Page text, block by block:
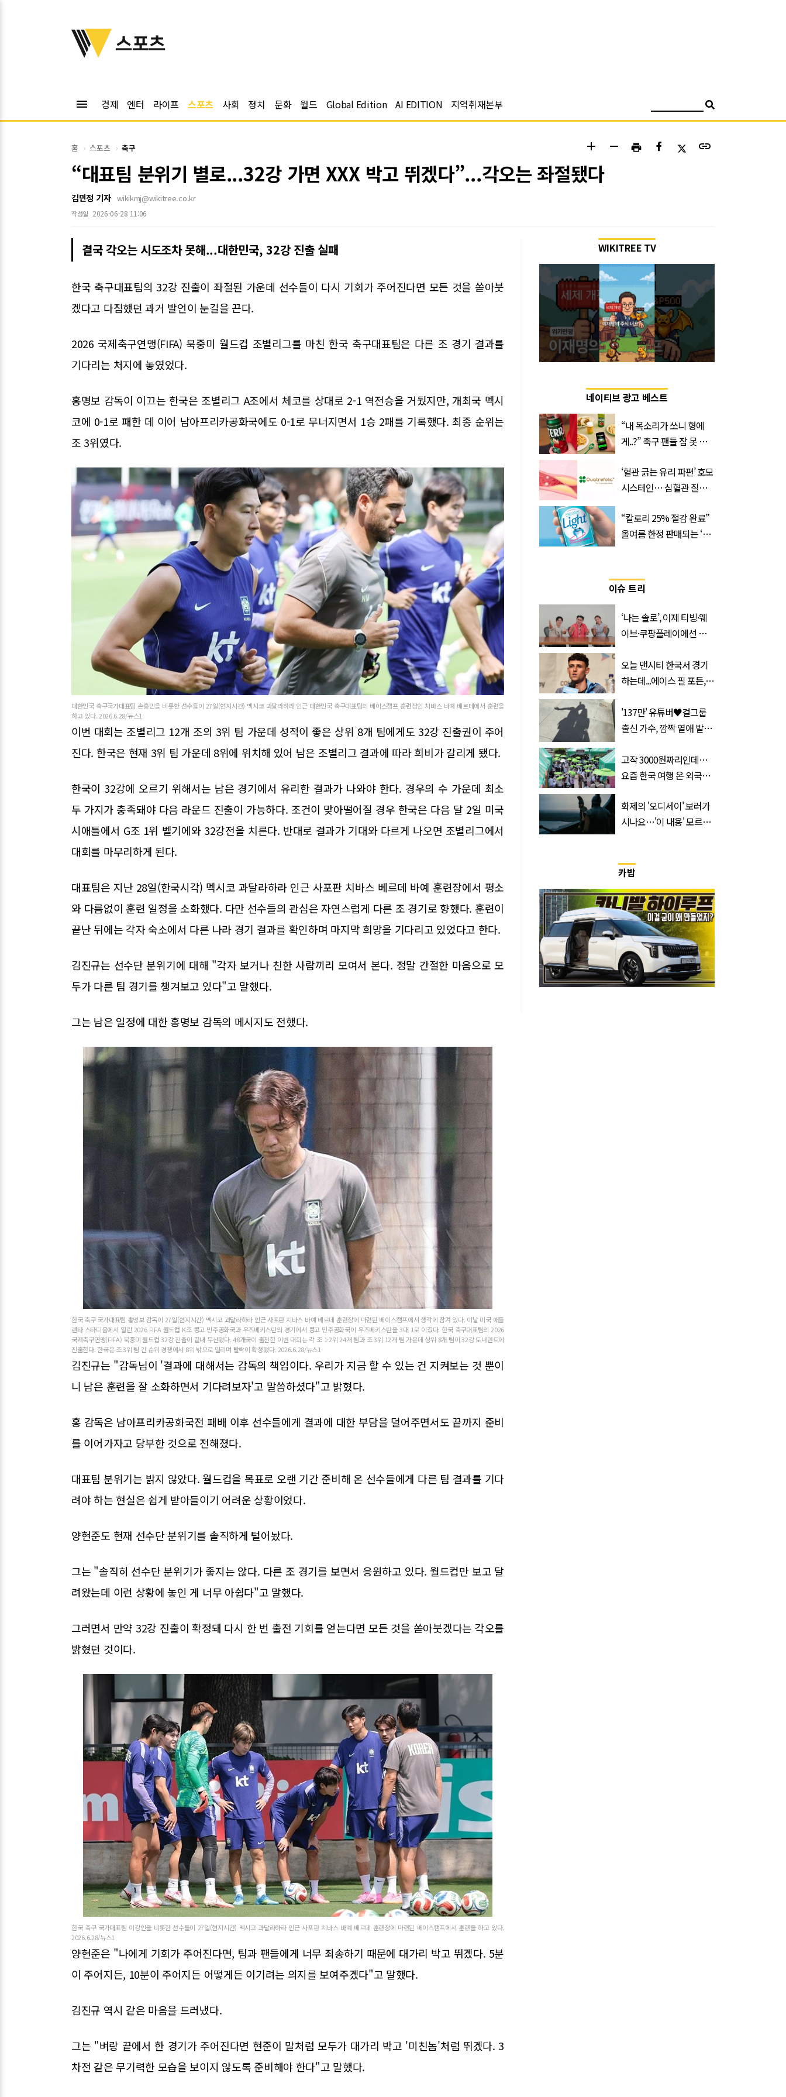
위키트리
스포츠
menu 경제 엔터 라이프 스포츠 사회 정치 문화 월드 Global Edition AI EDITION 지역취재본부
홈 스포츠 축구 add remove print link
“대표팀 분위기 별로...32강 가면 XXX 박고 뛰겠다”...각오는 좌절됐다
김민정 기자 wikikmj@wikitree.co.kr
작성일 2026-06-28 11:06
결국 각오는 시도조차 못해...대한민국, 32강 진출 실패
한국 축구대표팀의 32강 진출이 좌절된 가운데 선수들이 다시 기회가 주어진다면 모든 것을 쏟아붓
겠다고 다짐했던 과거 발언이 눈길을 끈다.
2026 국제축구연맹(FIFA) 북중미 월드컵 조별리그를 마친 한국 축구대표팀은 다른 조 경기 결과를
기다리는 처지에 놓였었다.
홍명보 감독이 이끄는 한국은 조별리그 A조에서 체코를 상대로 2-1 역전승을 거뒀지만, 개최국 멕시
코에 0-1로 패한 데 이어 남아프리카공화국에도 0-1로 무너지면서 1승 2패를 기록했다. 최종 순위는
조 3위였다.
대한민국 축구국가대표팀 손흥민을 비롯한 선수들이 27일(현지시간) 멕시코 과달라하라 인근 대한민국 축구대표팀의 베이스캠프 훈련장인 치바스 바예 베르데에서 훈련을
하고 있다. 2026.6.28/뉴스1
이번 대회는 조별리그 12개 조의 3위 팀 가운데 성적이 좋은 상위 8개 팀에게도 32강 진출권이 주어
진다. 한국은 현재 3위 팀 가운데 8위에 위치해 있어 남은 조별리그 결과에 따라 희비가 갈리게 됐다.
한국이 32강에 오르기 위해서는 남은 경기에서 유리한 결과가 나와야 한다. 경우의 수 가운데 최소
두 가지가 충족돼야 다음 라운드 진출이 가능하다. 조건이 맞아떨어질 경우 한국은 다음 달 2일 미국
시애틀에서 G조 1위 벨기에와 32강전을 치른다. 반대로 결과가 기대와 다르게 나오면 조별리그에서
대회를 마무리하게 된다.
대표팀은 지난 28일(한국시각) 멕시코 과달라하라 인근 사포판 치바스 베르데 바예 훈련장에서 평소
와 다름없이 훈련 일정을 소화했다. 다만 선수들의 관심은 자연스럽게 다른 조 경기로 향했다. 훈련이
끝난 뒤에는 각자 숙소에서 다른 나라 경기 결과를 확인하며 마지막 희망을 기다리고 있었다고 한다.
김진규는 선수단 분위기에 대해 "각자 보거나 친한 사람끼리 모여서 본다. 정말 간절한 마음으로 모
두가 다른 팀 경기를 챙겨보고 있다"고 말했다.
그는 남은 일정에 대한 홍명보 감독의 메시지도 전했다.
한국 축구 국가대표팀 홍명보 감독이 27일(현지시간) 멕시코 과달라하라 인근 사포판 치바스 바예 베르데 훈련장에 마련된 베이스캠프에서 생각에 잠겨 있다. 이날 미국 애틀
랜타 스타디움에서 열린 2026 FIFA 월드컵 K조 콩고 민주공화국과 우즈베키스탄의 경기에서 콩고 민주공화국이 우즈베키스탄을 3대 1로 이겼다. 한국 축구대표팀의 2026
국제축구연맹(FIFA) 북중미 월드컵 32강 진출이 끝내 무산됐다. 48개국이 출전한 이번 대회는 각 조 1·2위 24개 팀과 조 3위 12개 팀 가운데 상위 8개 팀이 32강 토너먼트에
진출한다. 한국은 조 3위 팀 간 순위 경쟁에서 8위 밖으로 밀리며 탈락이 확정됐다. 2026.6.28/뉴스1
김진규는 "감독님이 '결과에 대해서는 감독의 책임이다. 우리가 지금 할 수 있는 건 지켜보는 것 뿐이
니 남은 훈련을 잘 소화하면서 기다려보자'고 말씀하셨다"고 밝혔다.
홍 감독은 남아프리카공화국전 패배 이후 선수들에게 결과에 대한 부담을 덜어주면서도 끝까지 준비
를 이어가자고 당부한 것으로 전해졌다.
대표팀 분위기는 밝지 않았다. 월드컵을 목표로 오랜 기간 준비해 온 선수들에게 다른 팀 결과를 기다
려야 하는 현실은 쉽게 받아들이기 어려운 상황이었다.
양현준도 현재 선수단 분위기를 솔직하게 털어놨다.
그는 "솔직히 선수단 분위기가 좋지는 않다. 다른 조 경기를 보면서 응원하고 있다. 월드컵만 보고 달
려왔는데 이런 상황에 놓인 게 너무 아쉽다"고 말했다.
그러면서 만약 32강 진출이 확정돼 다시 한 번 출전 기회를 얻는다면 모든 것을 쏟아붓겠다는 각오를
밝혔던 것이다.
한국 축구 국가대표팀 이강인을 비롯한 선수들이 27일(현지시간) 멕시코 과달라하라 인근 사포판 치바스 바예 베르데 훈련장에 마련된 베이스캠프에서 훈련을 하고 있다.
2026.6.28/뉴스1
양현준은 "나에게 기회가 주어진다면, 팀과 팬들에게 너무 죄송하기 때문에 대가리 박고 뛰겠다. 5분
이 주어지든, 10분이 주어지든 어떻게든 이기려는 의지를 보여주겠다"고 말했다.
김진규 역시 같은 마음을 드러냈다.
그는 "벼랑 끝에서 한 경기가 주어진다면 현준이 말처럼 모두가 대가리 박고 '미친놈'처럼 뛰겠다. 3
차전 같은 무기력한 모습을 보이지 않도록 준비해야 한다"고 말했다.
WIKITREE TV
네이티브 광고 베스트
“내 목소리가 쏘니 형에
게..?” 축구 팬들 잠 못 들
트
‘혈관 긁는 유리 파편’ 호모
시스테인… 심혈관 질환
“칼로리 25% 절감 완료”
올여름 한정 판매되는 ‘최
이슈 트리
‘나는 솔로’, 이제 티빙·웨
이브·쿠팡플레이에선 못
개
오늘 맨시티 한국서 경기
하는데...에이스 필 포든,
'137만' 유튜버♥걸그룹
출신 가수, 깜짝 열애 발
(+사진)
고작 3000원짜리인데…
요즘 한국 여행 온 외국인
것'
화제의 '오디세이' 보러가
시나요…'이 내용' 모르고
카밥